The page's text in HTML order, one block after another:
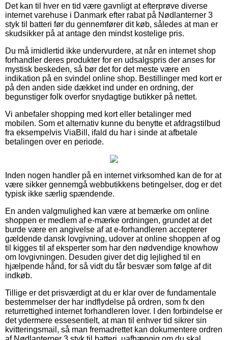
Det kan til hver en tid være gavnligt at efterprøve diverse
internet varehuse i Danmark efter rabat på Nødlanterner 3
styk til batteri før du gennemfører dit køb, således at man er
skudsikker på at antage den mindst kostelige pris.
Du må imidlertid ikke undervurdere, at når en internet shop
forhandler deres produkter for en udsalgspris der anses for
mystisk beskeden, så bør det for det meste være en
indikation på en svindel online shop. Bestillinger med kort er
på den anden side dækket ind under en ordning, der
begunstiger folk overfor snydagtige butikker på nettet.
Vi anbefaler shopping med kort eller betalinger med
mobilen. Som et alternativ kunne du benytte et afdragstilbud
fra eksempelvis ViaBill, ifald du har i sinde at afbetale
betalingen over en periode.
Inden nogen handler på en internet virksomhed kan de for at
være sikker gennemgå webbutikkens betingelser, dog er det
typisk ikke særlig spændende.
En anden valgmulighed kan være at bemærke om online
shoppen er medlem af e-mærke ordningen, grundet at det
burde være en angivelse af at e-forhandleren accepterer
gældende dansk lovgivning, udover at online shoppen af og
til kigges til af eksperter som har den nødvendige knowhow
om lovgivningen. Desuden giver det dig lejlighed til en
hjælpende hånd, for så vidt du får besvær som følge af dit
indkøb.
Tillige er det prisværdigt at du er klar over de fundamentale
bestemmelser der har indflydelse på ordren, som fx den
returrettighed internet forhandleren lover. I den forbindelse er
det ydermere essesentielt, at man til enhver tid sikrer sin
kvitteringsmail, så man fremadrettet kan dokumentere ordren